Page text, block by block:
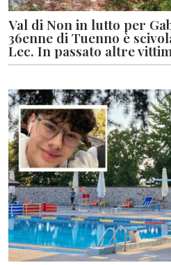
Val di Non in lutto per
36enne di Tuenno è
Lec. In passato altre